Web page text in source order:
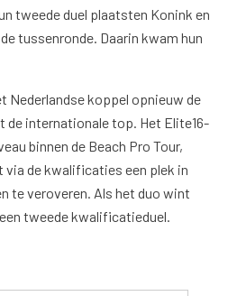
tweede duel plaatsten Konink en
tussenronde. Daarin kwam hun
Nederlandse koppel opnieuw de
de internationale top. Het Elite16-
binnen de Beach Pro Tour,
via de kwalificaties een plek in
te veroveren. Als het duo wint
tweede kwalificatieduel.